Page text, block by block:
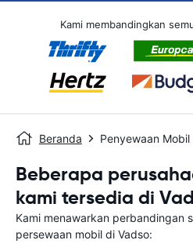
Kami membandingkan
Beranda Penyewaan Mobil
Beberapa
kami tersedia di
Kami menawarkan perbandingan
persewaan mobil di Vadso: